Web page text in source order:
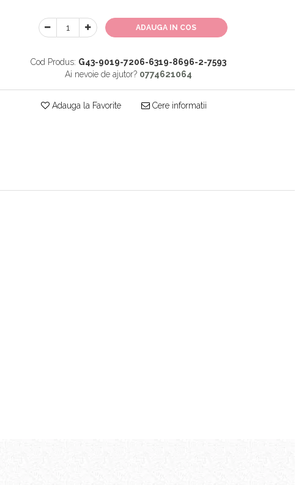
ADAUGA IN COS
Cod Produs: G43-9019-7206-6319-8696-2-7593
Ai nevoie de ajutor? 0774621064
Adauga la Favorite Cere informatii